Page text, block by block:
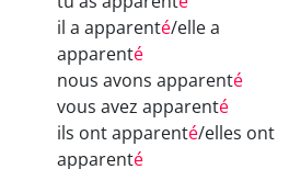
il a apparenté/elle a
apparenté
nous avons apparenté
vous avez apparenté
ils ont apparenté/elles ont
apparenté